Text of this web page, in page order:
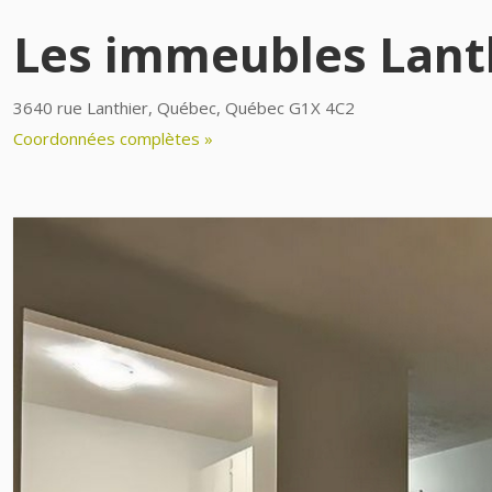
Les immeubles
3640 rue Lanthier, Québec, Québec G1X 4C2
Coordonnées complètes »